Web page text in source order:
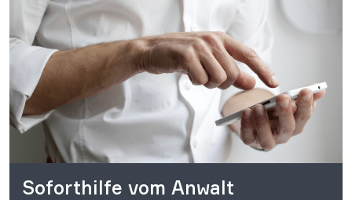
Soforthilfe vom Anwalt